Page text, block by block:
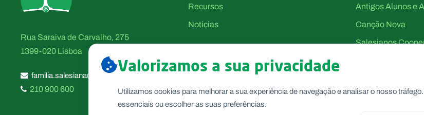
Rua Saraiva de Carvalho, 275
1399-020 Lisboa
familia.salesiana@salesianos.pt
210 900 600
Recursos
Notícias
Antigos Alunos e
Canção Nova
Salesianos
Valorizamos a sua privacidade
Utilizamos cookies para melhorar a sua experiência de navegação e analisar o nosso
essenciais ou escolher as suas preferências.